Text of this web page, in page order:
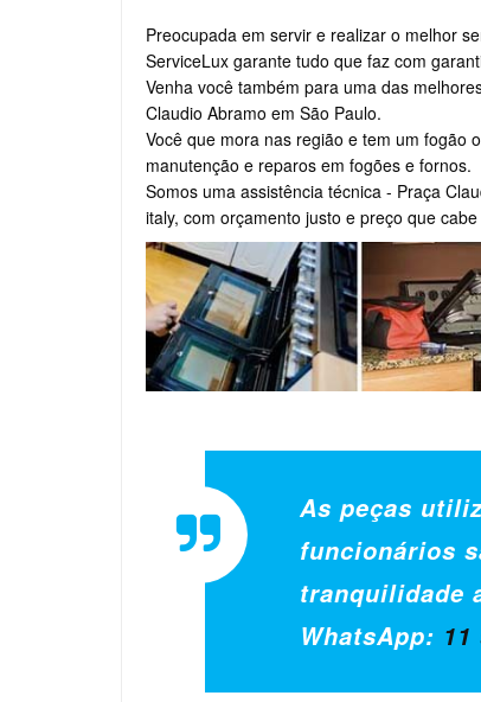
Preocupada em servir e realizar o melhor
ServiceLux garante tudo que faz com
Venha você também para uma das
Claudio Abramo em São Paulo.
Você que mora nas região e tem um fogão
manutenção e reparos em fogões e fornos.
Somos uma assistência técnica - Praça
italy, com orçamento justo e preço que
As peças
funcionários
tranquilidade
WhatsApp: 11